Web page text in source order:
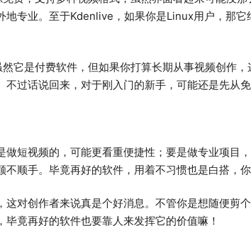
专业。至于Kdenlive，如果你是Linux用户，那它
它是付费软件，但如果你打算长期从事视频创作
过话说回来，对于刚入门的新手，可能还是先从免
短视频的，可能更看重便捷性；要是做专业项目
顺手。毕竟再好的软件，用着不习惯也是白搭，
对创作者来说真是个好消息。不管你是想随便剪
竟再好的软件也要靠人来发挥它的价值嘛！